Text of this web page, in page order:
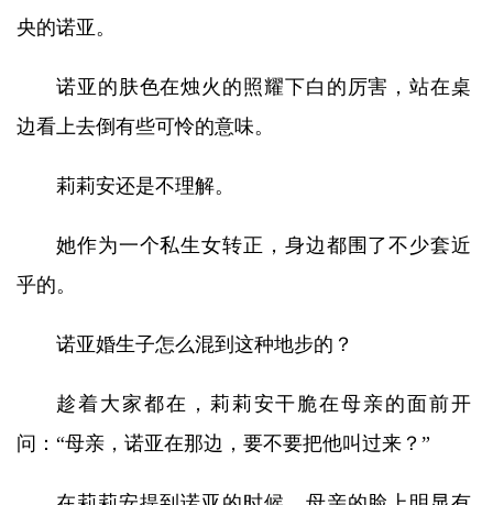
央的诺亚。
诺亚的肤色在烛火的照耀下白的厉害，站在桌
边看上去倒有些可怜的意味。
莉莉安还是不理解。
她作为一个私生女转正，身边都围了不少套近
乎的。
诺亚婚生子怎么混到这种地步的？
趁着大家都在，莉莉安干脆在母亲的面前开
问：“母亲，诺亚在那边，要不要把他叫过来？”